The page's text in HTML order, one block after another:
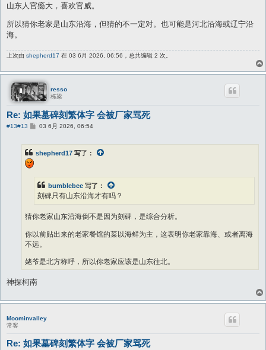
山东人官瘾大，喜欢官威。
所以猜你老家是山东沿海，但猜的不一定对。也可能是河北沿海或辽宁沿
海。
上次由 shepherd17 在 03 6月 2026, 06:56，总共编辑 2 次。
resso
栋梁
Re: 如果墓碑刻繁体字 会被厂家骂死
#13#13
帖
03 6月 2026, 06:54
shepherd17 写了：
bumblebee 写了：
刻碑只有山东沿海才有吗？
猜你老家山东沿海倒不是因为刻碑，是综合分析。
你以前贴出来的老家餐馆的菜以海鲜为主，这表明你老家靠海、或者离海
不远。
姥爷是北方称呼，所以你老家应该是山东往北。
"姥爷写得好毛笔字" ，反映文风鼎盛；这更像山东，但也可能是河北沿
你在政治话题辩论方面，经常官腔十足。 这表明你更可能是山东人，因为
山东人官瘾大，喜欢官威。
神探柯南
Moominvalley
常客
Re: 如果墓碑刻繁体字 会被厂家骂死